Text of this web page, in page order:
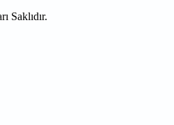
Saklıdır.